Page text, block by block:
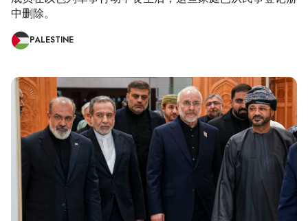
中删除。
PALESTINE